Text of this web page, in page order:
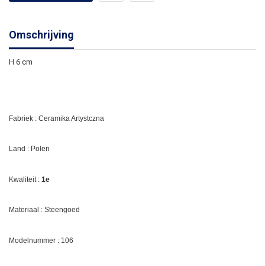
Omschrijving
H 6 cm
Fabriek : Ceramika Artystczna
Land : Polen
Kwaliteit : 1e
Materiaal : Steengoed
Modelnummer : 106